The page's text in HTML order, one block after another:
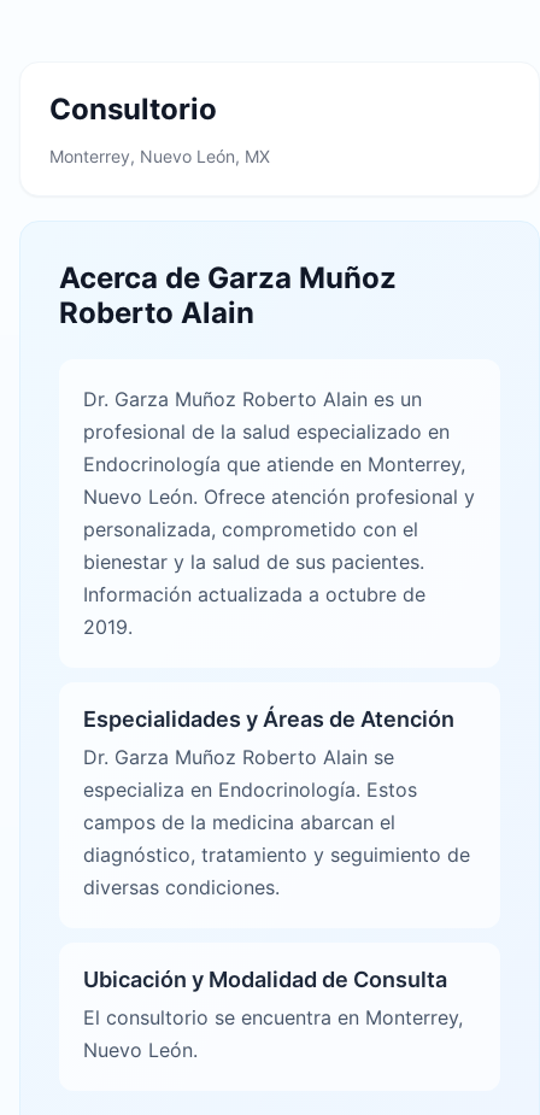
Consultorio
Monterrey, Nuevo León, MX
Acerca de Garza Muñoz
Roberto Alain
Dr. Garza Muñoz Roberto Alain es un
profesional de la salud especializado en
Endocrinología que atiende en Monterrey,
Nuevo León. Ofrece atención profesional y
personalizada, comprometido con el
bienestar y la salud de sus pacientes.
Información actualizada a octubre de
2019.
Especialidades y Áreas de Atención
Dr. Garza Muñoz Roberto Alain se
especializa en Endocrinología. Estos
campos de la medicina abarcan el
diagnóstico, tratamiento y seguimiento de
diversas condiciones.
Ubicación y Modalidad de Consulta
El consultorio se encuentra en Monterrey,
Nuevo León.